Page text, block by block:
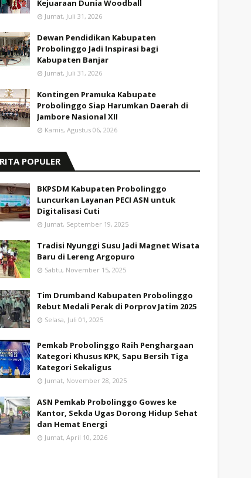
Kejuaraan Dunia Woodball
Jumat, Juli 31, 2026
Dewan Pendidikan Kabupaten
Probolinggo Jadi Inspirasi bagi
Kabupaten Banjar
Jumat, Juli 31, 2026
Kontingen Pramuka Kabupate
Probolinggo Siap Harumkan Daerah di
Jambore Nasional XII
Kamis, Agustus 06, 2026
POPULER
BKPSDM Kabupaten Probolinggo
Luncurkan Layanan PECI ASN untuk
Digitalisasi Cuti
Jumat, September 19, 2025
Tradisi Nyunggi Susu Jadi Magnet Wisata
Baru di Lereng Argopuro
Sabtu, November 15, 2025
Tim Drumband Kabupaten Probolinggo
Rebut Medali Perak di Porprov Jatim 2025
Selasa, Juli 01, 2025
Pemkab Probolinggo Raih Penghargaan
Kategori Khusus KPK, Sapu Bersih Tiga
Kategori Sekaligus
Jumat, November 28, 2025
ASN Pemkab Probolinggo Gowes ke
Kantor, Sekda Ugas Dorong Hidup Sehat
dan Hemat Energi
Jumat, April 10, 2026